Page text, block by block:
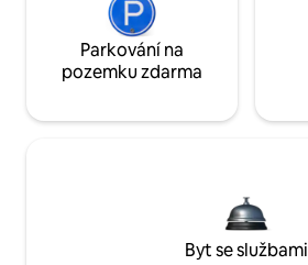
Parkování na
pozemku zdarma
Byt se službami